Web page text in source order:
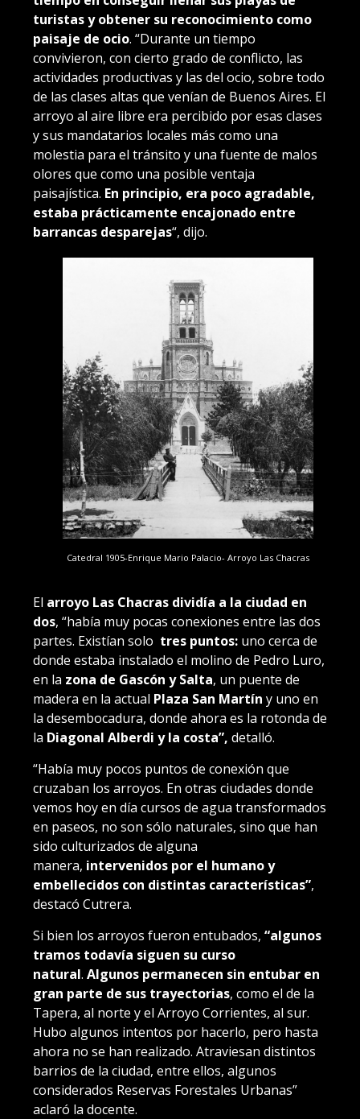
turistas y obtener su reconocimiento como
paisaje de ocio. “Durante un tiempo
convivieron, con cierto grado de conflicto, las
actividades productivas y las del ocio, sobre todo
de las clases altas que venían de Buenos Aires. El
arroyo al aire libre era percibido por esas clases
y sus mandatarios locales más como una
molestia para el tránsito y una fuente de malos
olores que como una posible ventaja
paisajística. En principio, era poco agradable,
estaba prácticamente encajonado entre
barrancas desparejas“, dijo.
Catedral 1905-Enrique Mario Palacio- Arroyo Las Chacras
El arroyo Las Chacras dividía a la ciudad en
dos, “había muy pocas conexiones entre las dos
partes. Existían solo tres puntos: uno cerca de
donde estaba instalado el molino de Pedro Luro,
en la zona de Gascón y Salta, un puente de
madera en la actual Plaza San Martín y uno en
la desembocadura, donde ahora es la rotonda de
la Diagonal Alberdi y la costa”, detalló.
“Había muy pocos puntos de conexión que
cruzaban los arroyos. En otras ciudades donde
vemos hoy en día cursos de agua transformados
en paseos, no son sólo naturales, sino que han
sido culturizados de alguna
manera, intervenidos por el humano y
embellecidos con distintas características”,
destacó Cutrera.
Si bien los arroyos fueron entubados, “algunos
tramos todavía siguen su curso
natural. Algunos permanecen sin entubar en
gran parte de sus trayectorias, como el de la
Tapera, al norte y el Arroyo Corrientes, al sur.
Hubo algunos intentos por hacerlo, pero hasta
ahora no se han realizado. Atraviesan distintos
barrios de la ciudad, entre ellos, algunos
considerados Reservas Forestales Urbanas”
aclaró la docente.